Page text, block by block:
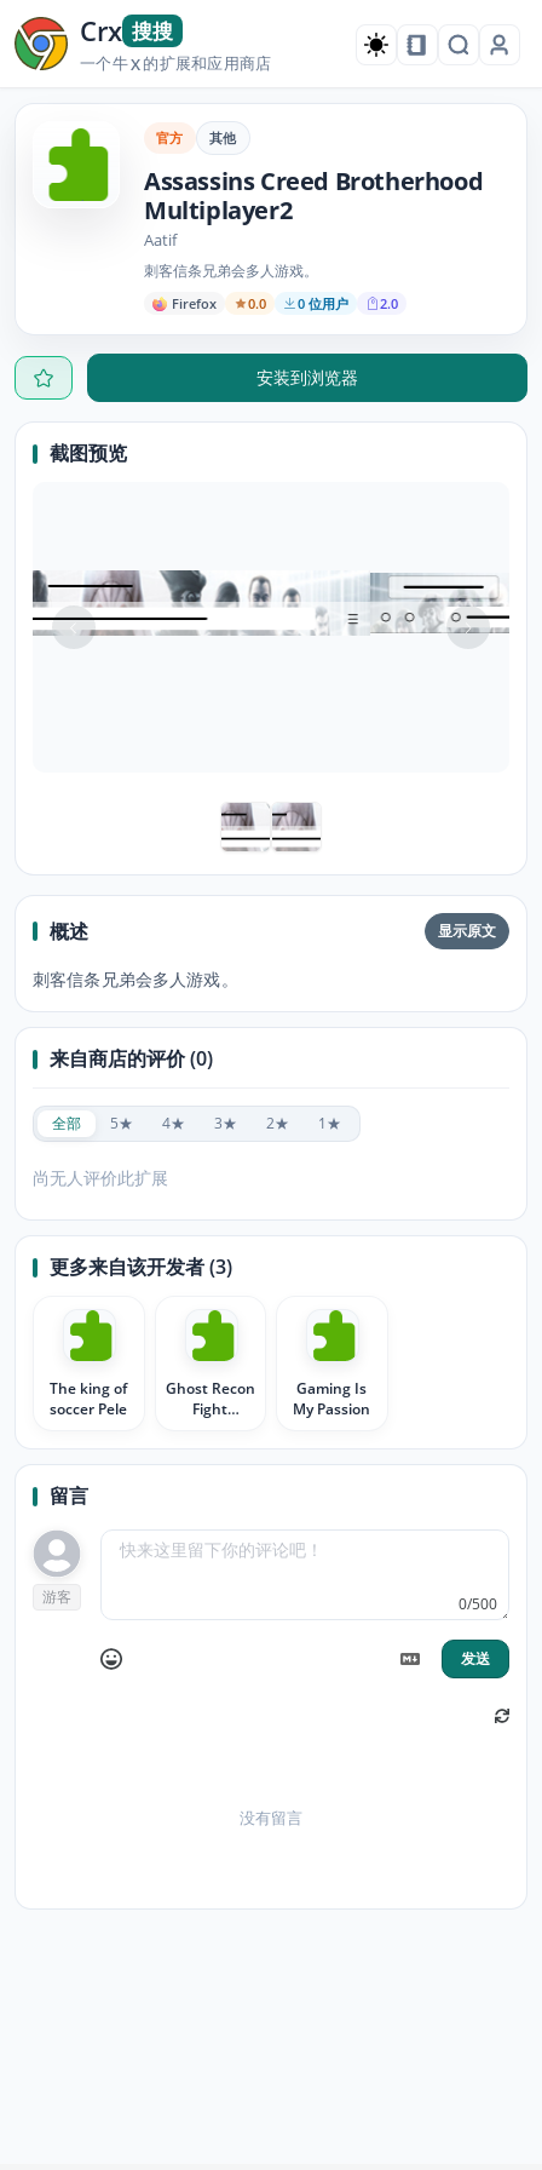
Crx 搜搜
一个牛X的扩展和应用商店
官方 其他
Assassins Creed Brotherhood
Multiplayer2
Aatif
刺客信条兄弟会多人游戏。
Firefox 0.0 0 位用户 2.0
安装到浏览器
截图预览
概述 显示原文
刺客信条兄弟会多人游戏。
来自商店的评价 (0)
全部 5★ 4★ 3★ 2★ 1★
尚无人评价此扩展
更多来自该开发者 (3)
The king of
soccer Pele
Ghost Recon
Fight
Gaming Is
My Passion
留言
游客 0/500
发送
没有留言